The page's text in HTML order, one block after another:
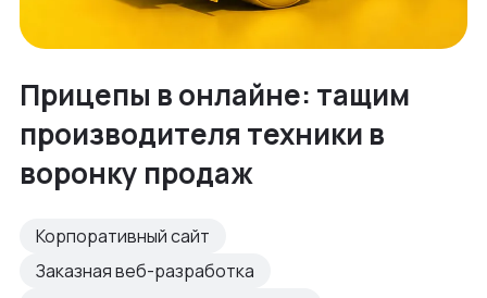
Прицепы в онлайне: тащим
производителя техники в
воронку продаж
Корпоративный сайт
Заказная веб-разработка